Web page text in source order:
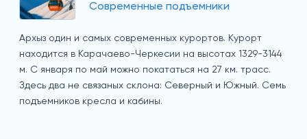
Современные подъемники
Архыз один и самых современных курортов. Курорт
находится в Карачаево-Черкесии на высотах 1329-3144
м. С января по май можно покататься на 27 км. трасс.
Здесь два не связаных склона: Северный и Южный. Семь
подъемников кресла и кабины.